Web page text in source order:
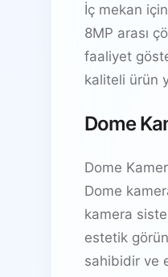
İç mekan
8MP arası
faaliyet
kaliteli ürün
Dome
Dome
Dome
kamera
estetik
sahibidir ve